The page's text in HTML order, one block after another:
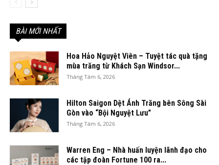
BÀI MỚI NHẤT
Hoa Hảo Nguyệt Viên – Tuyệt tác quà tặng
mùa trăng từ Khách Sạn Windsor...
Tháng Tám 6, 2026
Hilton Saigon Dệt Ánh Trăng bên Sông Sài
Gòn vào “Bội Nguyệt Lưu”
Tháng Tám 6, 2026
Warren Eng – Nhà huấn luyện lãnh đạo cho
các tập đoàn Fortune 100 ra...